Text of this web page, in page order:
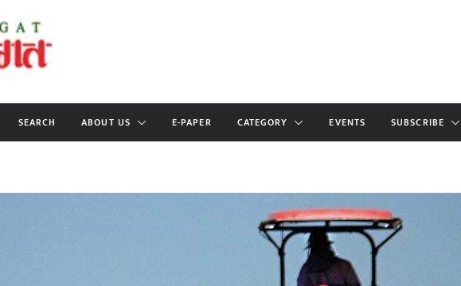
SEARCH ABOUT US E-PAPER CATEGORY EVENTS SUBSCRIBE